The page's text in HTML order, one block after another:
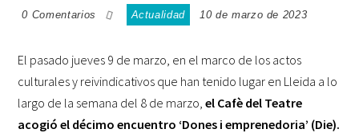
0 Comentarios Actualidad 10 de marzo de 2023
El pasado jueves 9 de marzo, en el marco de los actos
culturales y reivindicativos que han tenido lugar en Lleida a lo
largo de la semana del 8 de marzo,el Cafè del Teatre
acogió el décimo encuentro ‘Dones i emprenedoria’ (Die).